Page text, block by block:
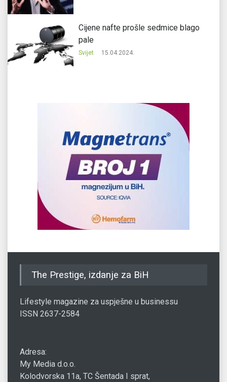
Cijene nafte prošle sedmice blago
pale
Svijet 15.04.2024.
The Prestige, izdanje za BiH
Lifestyle magazine za uspješne u businessu
ISSN 2637-2584
Adresa:
My Media d.o.o.
Kolodvorska 11a, TC Šentada I sprat,